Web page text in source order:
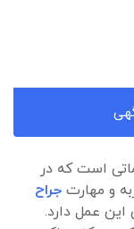
است که در
و مهارت جراح
این عمل دارد.